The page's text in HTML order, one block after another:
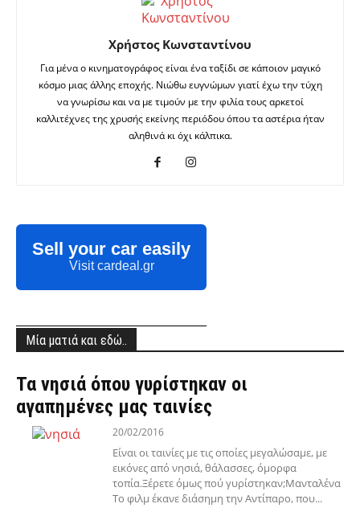
Χρήστος Κωνσταντίνου
Για μένα ο κινηματογράφος είναι ένα ταξίδι σε κάποιον μαγικό
κόσμο μιας άλλης εποχής. Νιώθω ευγνώμων γιατί έχω την τύχη
να γνωρίσω και να με τιμούν με την φιλία τους αρκετοί
καλλιτέχνες της χρυσής εκείνης περιόδου όπου τα αστέρια ήταν
αληθινά κι όχι κάλπικα.
Sell your car easily
Visit cardeal.gr
Μία ματιά και εδώ..
Τα νησιά όπου γυρίστηκαν οι
αγαπημένες μας ταινίες
20/02/2016
Είναι οι ταινίες με τις οποίες μεγαλώσαμε, με
εικόνες από νησιά, θάλασσες, όμορφα
τοπία.Ξέρετε όμως πού γυρίστηκαν;Μανταλένα
Το φιλμ έκανε διάσημη την Αντίπαρο, που...